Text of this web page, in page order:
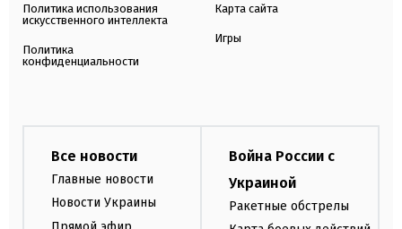
Политика использования
искусственного интеллекта
Политика
конфиденциальности
Карта сайта
Игры
Все новости
Главные новости
Новости Украины
Война России с
Украиной
Ракетные обстрелы